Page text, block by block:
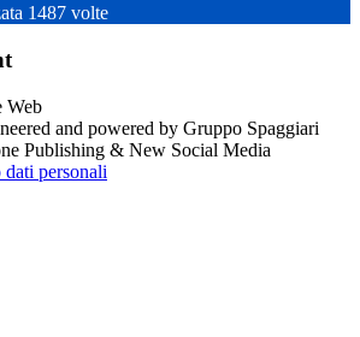
1487 volte
and powered by Gruppo Spaggiari
Publishing & New Social Media
personali